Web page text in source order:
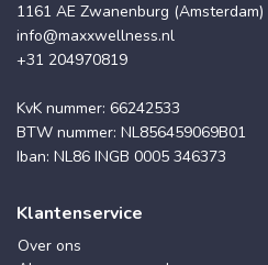
1161 AE Zwanenburg (Amsterdam)
info@maxxwellness.nl
+31 204970819
KvK nummer: 66242533
BTW nummer: NL856459069B01
Iban: NL86 INGB 0005 346373
Klantenservice
Over ons